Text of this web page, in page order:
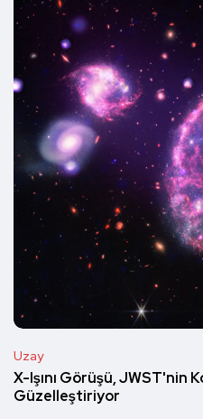
Uzay
X-Işını Görüşü, JWST'nin
Güzelleştiriyor